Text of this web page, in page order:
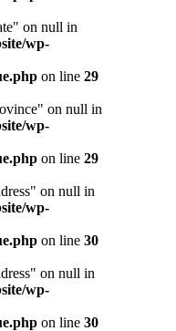
on null in
wp-
on line 29
on null in
wp-
on line 29
on null in
wp-
on line 30
on null in
wp-
on line 30